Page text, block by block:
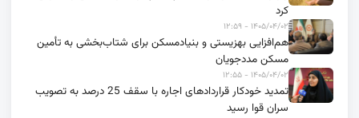
کرد
۱۴۰۵/۰۴/۰۲ - ۱۲:۵۹
هم‌افزایی بهزیستی و بنیادمسکن برای شتاب‌بخشی به تأمین
مسکن مددجویان
۱۴۰۵/۰۴/۰۲ - ۱۲:۵۵
تمدید خودکار قراردادهای اجاره با سقف 25 درصد به تصویب
سران قوا رسید